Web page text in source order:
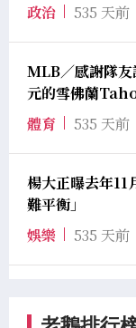
政治
535 天前
MLB／感謝隊
元的雪佛蘭
體育
535 天前
楊大正曝去年11
難平衡」
娛樂
535 天前